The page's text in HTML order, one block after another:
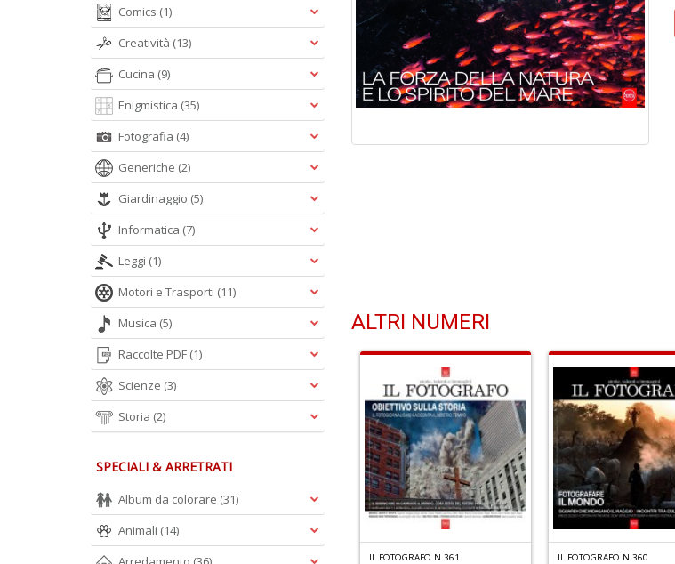
ALTRI NUMERI
IL FOTOGRAFO N.347 IL FOTOGRAFO N.361 IL FOTOGRAFO N.360
Comics (1)
Creatività (13)
Cucina (9)
Enigmistica (35)
Fotografia (4)
Generiche (2)
Giardinaggio (5)
Informatica (7)
Leggi (1)
Motori e Trasporti (11)
Musica (5)
Raccolte PDF (1)
Scienze (3)
Storia (2)
SPECIALI & ARRETRATI
Album da colorare (31)
Animali (14)